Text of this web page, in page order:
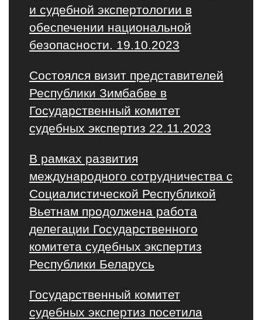
и судебной экспертологии в
обеспечении национальной
безопасности. 19.10.2023
Состоялся визит представителей
Республики Зимбабве в
Государственный комитет
судебных экспертиз 22.11.2023
В рамках развития
международного сотрудничества с
Социалистической Республикой
Вьетнам продолжена работа
делегации Государственного
комитета судебных экспертиз
Республики Беларусь
Государственный комитет
судебных экспертиз посетила